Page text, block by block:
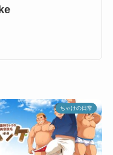
ちゃけの日常